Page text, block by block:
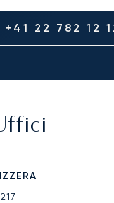
+41 22 782 12